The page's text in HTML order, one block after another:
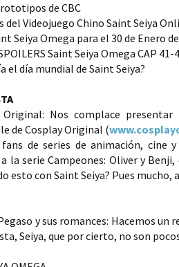
de CBC
del Videojuego Chino Saint Seiya
Seiya Omega para el 30 de Enero
Saint Seiya Omega CAP 41-
el día mundial de Saint Seiya?
Original: Nos complace
de Cosplay Original (
de series de animación, cine
la serie Campeones: Oliver y
esto con Saint Seiya? Pues mucho,
y sus romances: Hacemos
Seiya, que por cierto, no son